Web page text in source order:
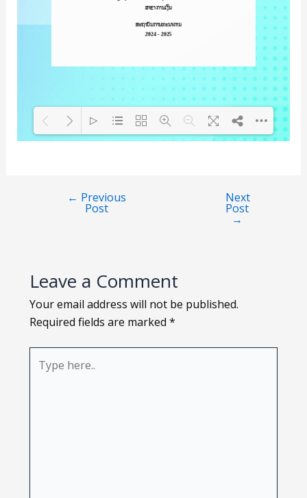
← Previous
Post
Next
Post
→
Leave a Comment
Your email address will not be published.
Required fields are marked *
here..